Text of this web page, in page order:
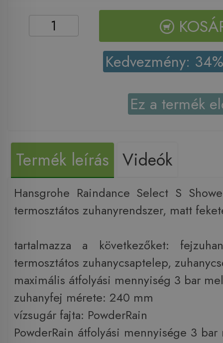
Kedvezmény:
Ez a termék
Termék leírás Videók
Hansgrohe Raindance Select S
termosztátos zuhanyrendszer, matt
tartalmazza a következőket:
termosztátos zuhanycsaptelep,
maximális átfolyási mennyiség 3 bar
zuhanyfej mérete: 240 mm
vízsugár fajta: PowderRain
PowderRain átfolyási mennyisége 3 bar